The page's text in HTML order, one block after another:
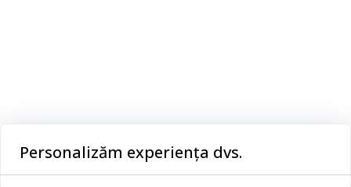
Personalizăm experiența dvs.